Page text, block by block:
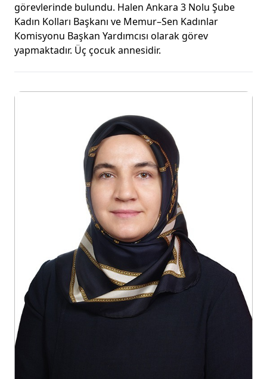
görevlerinde bulundu. Halen Ankara 3 Nolu Şube
Kadın Kolları Başkanı ve Memur–Sen Kadınlar
Komisyonu Başkan Yardımcısı olarak görev
yapmaktadır. Üç çocuk annesidir.